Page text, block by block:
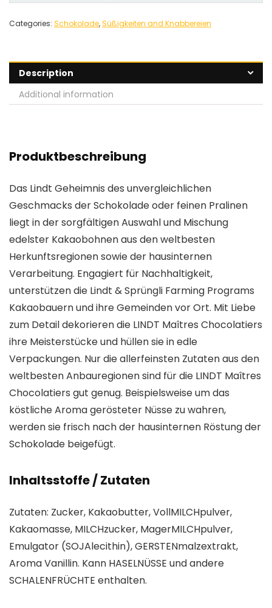
Categories: Schokolade,Süßigkeiten and Knabbereien
Description
Additional information
Produktbeschreibung
Das Lindt Geheimnis des unvergleichlichen
Geschmacks der Schokolade oder feinen Pralinen
liegt in der sorgfältigen Auswahl und Mischung
edelster Kakaobohnen aus den weltbesten
Herkunftsregionen sowie der hausinternen
Verarbeitung. Engagiert für Nachhaltigkeit,
unterstützen die Lindt & Sprüngli Farming Programs
Kakaobauern und ihre Gemeinden vor Ort. Mit Liebe
zum Detail dekorieren die LINDT Maîtres Chocolatiers
ihre Meisterstücke und hüllen sie in edle
Verpackungen. Nur die allerfeinsten Zutaten aus den
weltbesten Anbauregionen sind für die LINDT Maîtres
Chocolatiers gut genug. Beispielsweise um das
köstliche Aroma gerösteter Nüsse zu wahren,
werden sie frisch nach der hausinternen Röstung der
Schokolade beigefügt.
Inhaltsstoffe / Zutaten
Zutaten: Zucker, Kakaobutter, VollMILCHpulver,
Kakaomasse, MILCHzucker, MagerMILCHpulver,
Emulgator (SOJAlecithin), GERSTENmalzextrakt,
Aroma Vanillin. Kann HASELNÜSSE und andere
SCHALENFRÜCHTE enthalten.